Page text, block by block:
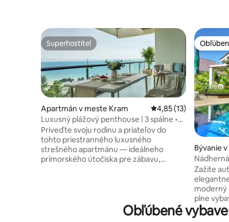
Superhostiteľ
Superhostiteľ
Apartmán v meste Kram Priemerné
4,85 (13)
Luxusný plážový penthouse | 3 spálne •
Jacuzzi • bazény Marriott
Priveďte svoju rodinu a priateľov do
tohto priestranného luxusného
strešného apartmánu — ideálneho
prímorského útočiska pre zábavu,
stolovanie 📺 75-palcová inteligentná TV |
Práčka a sušička 🍳 Plne vybavená
Bývanie
Ban Phe
Zažite
moderný
plne
celom
Obľúbené